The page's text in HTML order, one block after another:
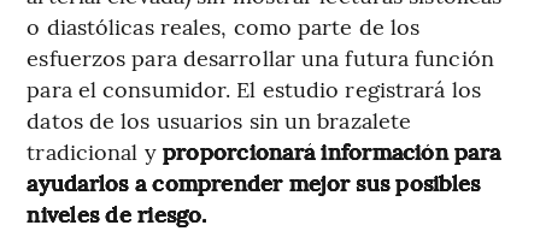
o diastólicas reales, como parte de los
esfuerzos para desarrollar una futura función
para el consumidor. El estudio registrará los
datos de los usuarios sin un brazalete
tradicional yproporcionará información para
ayudarlos a comprender mejor sus posibles
niveles de riesgo.